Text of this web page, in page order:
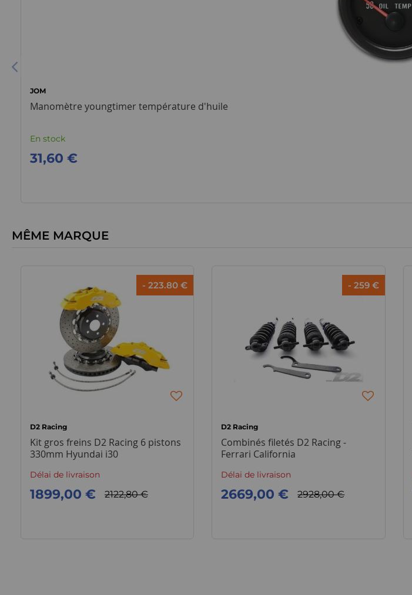
JOM
Manomètre youngtimer température d'huile
En stock
31,60 €
MÊME MARQUE
- 223.80 €
D2 Racing
Kit gros freins D2 Racing 6 pistons
330mm Hyundai i30
Délai de livraison
2122,80 €
1899,00 €
- 259 €
D2 Racing
Combinés filetés D2 Racing -
Ferrari California
Délai de livraison
2928,00 €
2669,00 €